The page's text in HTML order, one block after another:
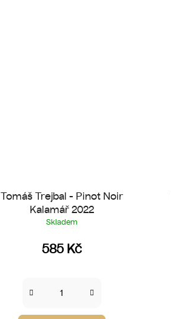
Tomáš Trejbal - Pinot Noir
Kalamář 2022
Skladem
585 Kč